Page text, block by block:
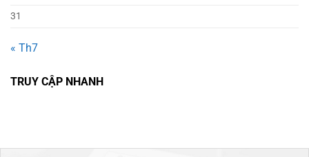
31
« Th7
TRUY CẬP NHANH